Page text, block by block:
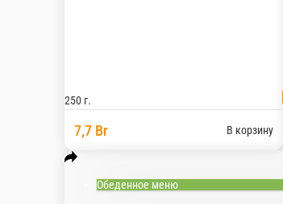
250 г.
7,7 Br В корзину
Обеденное меню